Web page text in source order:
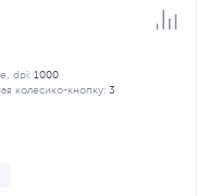
dpi: 1000
колесико-кнопку: 3